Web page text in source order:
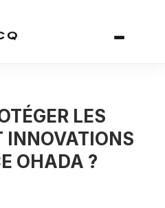
LES
INNOVATIONS
OHADA ?